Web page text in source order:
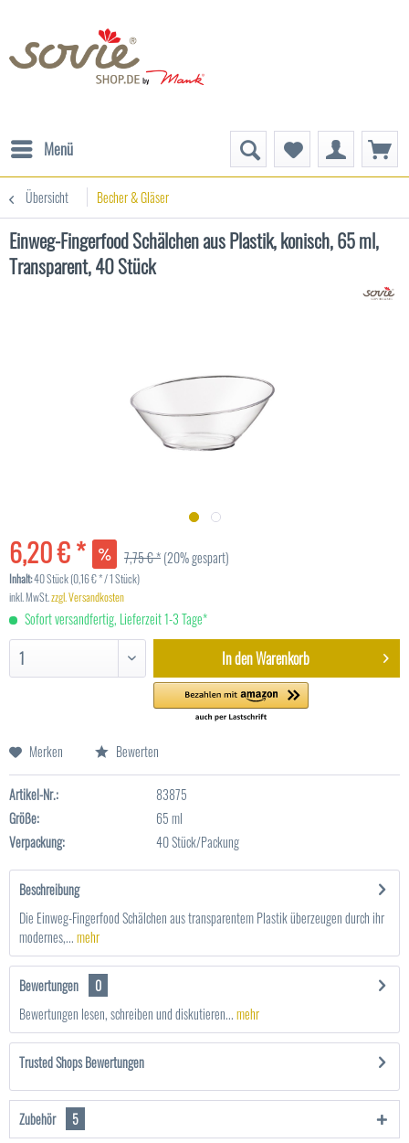
Menü
Übersicht Becher & Gläser
Einweg-Fingerfood Schälchen aus Plastik, konisch, 65 ml,
Transparent, 40 Stück
6,20 € * 7,75 € *(20% gespart)
Inhalt:40 Stück (0,16 € * / 1 Stück)
inkl. MwSt.zzgl. Versandkosten
Sofort versandfertig, Lieferzeit 1-3 Tage*
In denWarenkorb
Merken Bewerten
Artikel-Nr.:
83875
Größe:
65 ml
Verpackung:
40 Stück/Packung
Beschreibung
Die Einweg-Fingerfood Schälchen aus transparentem Plastik überzeugen durch ihr
modernes,...mehr
Bewertungen
0
Bewertungen lesen, schreiben und diskutieren...mehr
Trusted Shops Bewertungen
Zubehör 5